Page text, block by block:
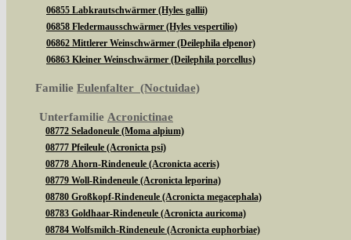
06855 Labkrautschwärmer (Hyles gallii)
06858 Fledermausschwärmer (Hyles vespertilio)
06862 Mittlerer Weinschwärmer (Deilephila elpenor)
06863 Kleiner Weinschwärmer (Deilephila porcellus)
Familie Eulenfalter (Noctuidae)
Unterfamilie Acronictinae
08772 Seladoneule (Moma alpium)
08777 Pfeileule (Acronicta psi)
08778 Ahorn-Rindeneule (Acronicta aceris)
08779 Woll-Rindeneule (Acronicta leporina)
08780 Großkopf-Rindeneule (Acronicta megacephala)
08783 Goldhaar-Rindeneule (Acronicta auricoma)
08784 Wolfsmilch-Rindeneule (Acronicta euphorbiae)